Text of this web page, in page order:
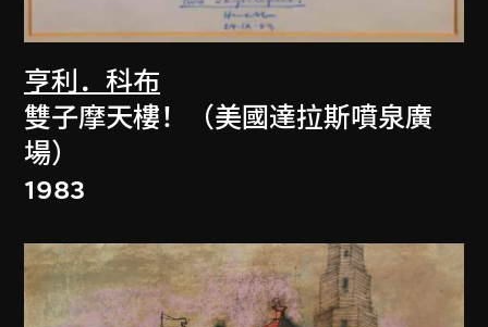
亨利．科布
雙子摩天樓！（美國達拉斯噴泉廣
場）
1983